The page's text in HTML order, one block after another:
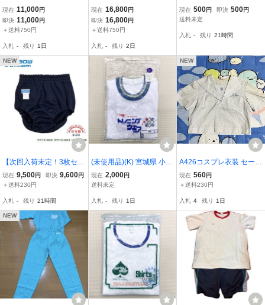
服 ジャージ カタログ
現在 11,000円
即決 11,000円
＋送料750円
入札 - 残り 1日
服 ジャージ カタログ
現在 16,800円
即決 16,800円
＋送料750円
入札 - 残り 2日
服
現在 500円 即決 500円
送料未定
入札 - 残り 21時間
NEW
【次回入荷未定！3枚セッ
ト】TOMBOW トンボ ブ
ルマ 紺色 日本製 46580-9
育 体操服 学販ブルマ 本
物 コスプレ
現在 9,500円 即決 9,600円
＋送料230円
入札 - 残り 21時間
(未使用品)(K) 宮城県 小松
島小学校 半袖Tシャツ 90-
4(M) ◆白×スカイブルー
ーニングウェア◆体操着
◆運動着◆小学校
現在 2,000円
送料未定
入札 - 残り 1日
NEW
A426コスプレ衣装 セーラ
ー服 サイズ不明
現在 560円
＋送料230円
入札 4 残り 1日
NEW